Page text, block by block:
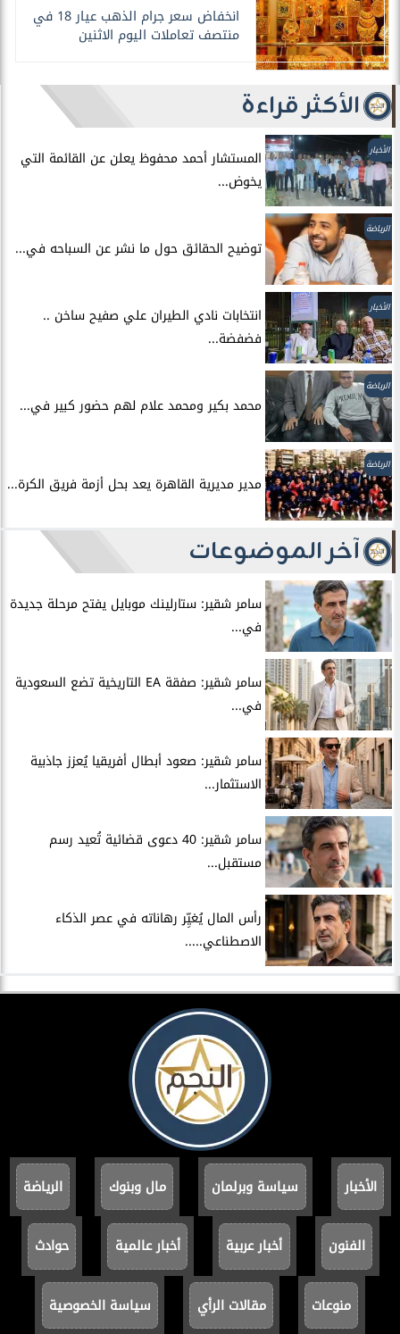
انخفاض سعر جرام الذهب عيار 18 في
منتصف تعاملات اليوم الاثنين
الأكثر قراءة
الأخبار
المستشار أحمد محفوظ يعلن عن القائمة التي
يخوض...
الرياضة
توضيح الحقائق حول ما نشر عن السباحه في...
الأخبار
انتخابات نادي الطيران علي صفيح ساخن ..
فضفضة...
الرياضة
محمد بكير ومحمد علام لهم حضور كبير في...
الرياضة
مدير مديرية القاهرة يعد بحل أزمة فريق الكرة...
آخر الموضوعات
سامر شقير: ستارلينك موبايل يفتح مرحلة جديدة
في...
سامر شقير: صفقة EA التاريخية تضع السعودية
في...
سامر شقير: صعود أبطال أفريقيا يُعزز جاذبية
الاستثمار...
سامر شقير: 40 دعوى قضائية تُعيد رسم
مستقبل...
رأس المال يُغيِّر رهاناته في عصر الذكاء
الاصطناعي.....
الأخبار سياسة وبرلمان مال وبنوك الرياضة
الفنون أخبار عربية أخبار عالمية حوادث
منوعات مقالات الرأي سياسة الخصوصية